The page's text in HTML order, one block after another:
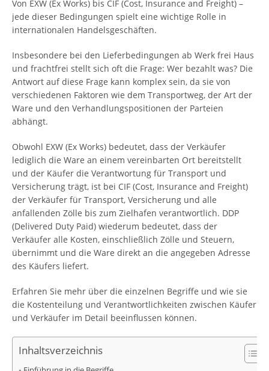
Von EXW (Ex Works) bis CIF (Cost, Insurance and Freight) –
jede dieser Bedingungen spielt eine wichtige Rolle in
internationalen Handelsgeschäften.
Insbesondere bei den Lieferbedingungen ab Werk frei Haus
und frachtfrei stellt sich oft die Frage: Wer bezahlt was? Die
Antwort auf diese Frage kann komplex sein, da sie von
verschiedenen Faktoren wie dem Transportweg, der Art der
Ware und den Verhandlungspositionen der Parteien
abhängt.
Obwohl EXW (Ex Works) bedeutet, dass der Verkäufer
lediglich die Ware an einem vereinbarten Ort bereitstellt
und der Käufer die Verantwortung für Transport und
Versicherung trägt, ist bei CIF (Cost, Insurance and Freight)
der Verkäufer für Transport, Versicherung und alle
anfallenden Zölle bis zum Zielhafen verantwortlich. DDP
(Delivered Duty Paid) wiederum bedeutet, dass der
Verkäufer alle Kosten, einschließlich Zölle und Steuern,
übernimmt und die Ware direkt an die angegeben Adresse
des Käufers liefert.
Erfahren Sie mehr über die einzelnen Begriffe und wie sie
die Kostenteilung und Verantwortlichkeiten zwischen Käufer
und Verkäufer im Detail beeinflussen können.
Inhaltsverzeichnis